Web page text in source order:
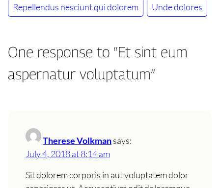
Repellendus nesciunt qui dolorem Unde dolores
One response to “Et sint eum
aspernatur voluptatum”
Therese Volkmansays:
July 4, 2018 at 8:14 am
Sit dolorem corporis in aut voluptatem dolor